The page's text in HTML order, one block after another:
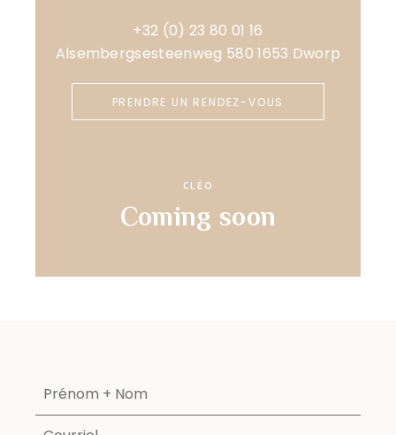
+32 (0) 23 80 01 16
Alsembergsesteenweg 580 1653 Dworp
PRENDRE UN RENDEZ-VOUS
CLÉO
Coming soon